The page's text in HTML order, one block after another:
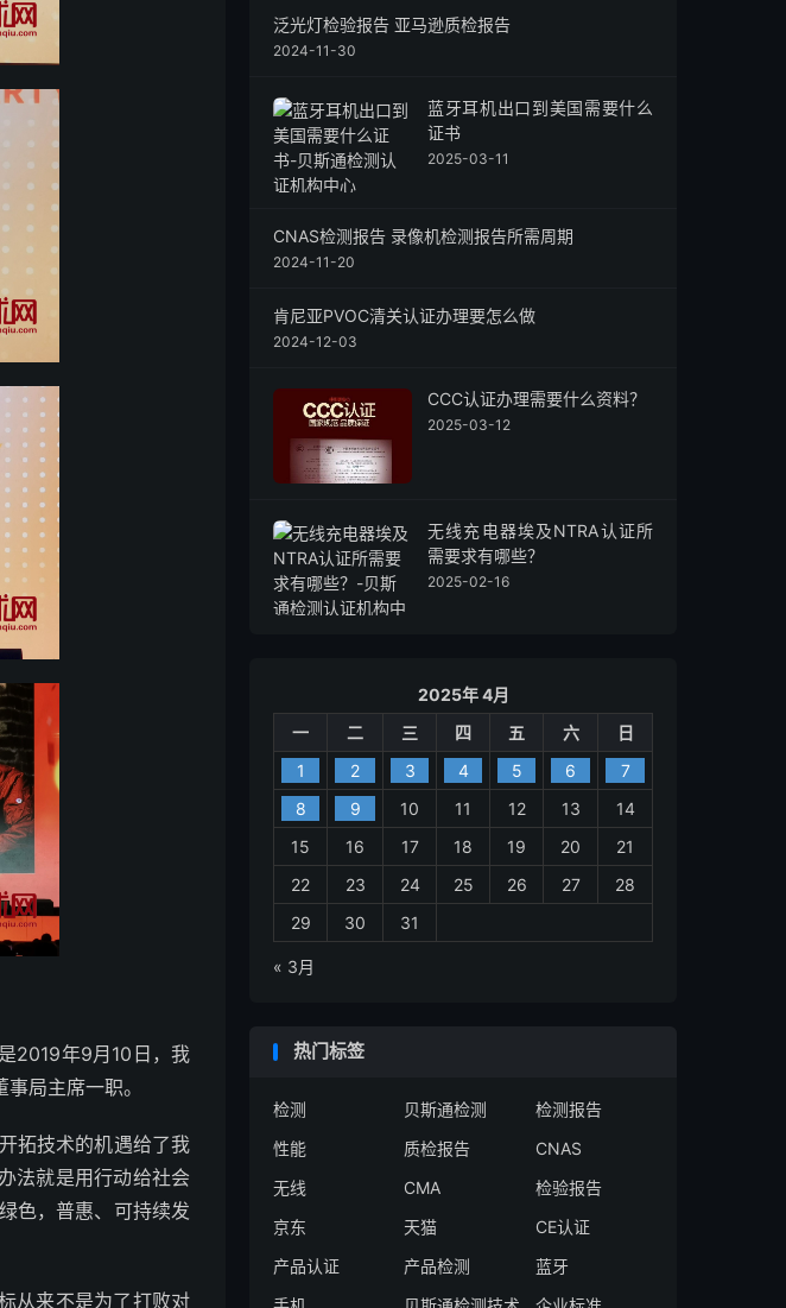
2019年9月10日，我
局主席一职。
拓技术的机遇给了我
法就是用行动给社会
色，普惠、可持续发
从来不是为了打败对
泛光灯检验报告 亚马逊质检报告
2024-11-30
蓝牙耳机出口到美国需要什么
证书
2025-03-11
CNAS检测报告 录像机检测报告所需周期
2024-11-20
肯尼亚PVOC清关认证办理要怎么做
2024-12-03
CCC认证办理需要什么资料？
2025-03-12
无线充电器埃及NTRA认证所
需要求有哪些？
2025-02-16
2025年 4月
一
二 三 四 五 六
日
1
2 3 4 5 6
7
8
9 10 11 12 13
14
15
16 17 18 19 20
21
22
23 24 25 26 27
28
29
30 31
« 3月
热门标签
检测 贝斯通检测
检测报告
性能
质检报告
CNAS
无线
CMA
检验报告
京东
天猫
CE认证
产品认证
产品检测
蓝牙